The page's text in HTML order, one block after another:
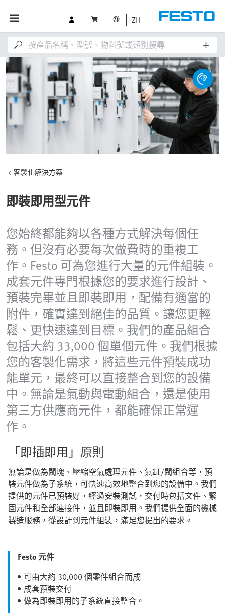
ZH
客製化解決方案
即裝即用型元件
您始終都能夠以各種方式解決每個任
務。但沒有必要每次做費時的重複工
作。Festo 可為您進行大量的元件組裝。
成套元件專門根據您的要求進行設計、
預裝完畢並且即裝即用，配備有適當的
附件，確實達到絕佳的品質。讓您更輕
鬆、更快速達到目標。我們的產品組合
包括大約 33,000 個單個元件。我們根據
您的客製化需求，將這些元件預裝成功
能單元，最終可以直接整合到您的設備
中。無論是氣動與電動組合，還是使用
第三方供應商元件，都能確保正常運
作。
「即插即用」原則
無論是做為閥塊、壓縮空氣處理元件、氣缸/閥組合等，預
裝元件做為子系統，可快速高效地整合到您的設備中。我們
提供的元件已預裝好，經過安裝測試，交付時包括文件、緊
固元件和全部連接件，並且即裝即用。我們提供全面的機械
製造服務，從設計到元件組裝，滿足您提出的要求。
Festo 元件
可由大約 30,000 個零件組合而成
成套預裝交付
做為即裝即用的子系統直接整合。